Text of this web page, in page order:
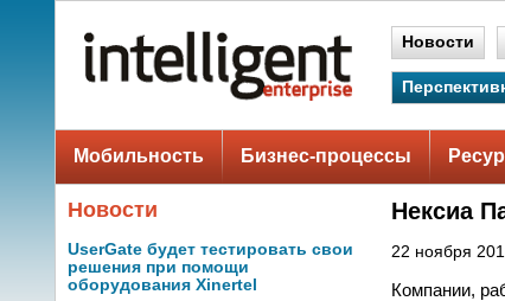
Новости
Мобильность Бизнес-процессы
Новости
UserGate будет тестировать свои
решения при помощи
оборудования Xinertel
Нексиа
22 ноября
Компании,